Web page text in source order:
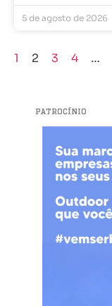
5 de agosto de 2026
1 2 3 4 …
PATROCÍNIO